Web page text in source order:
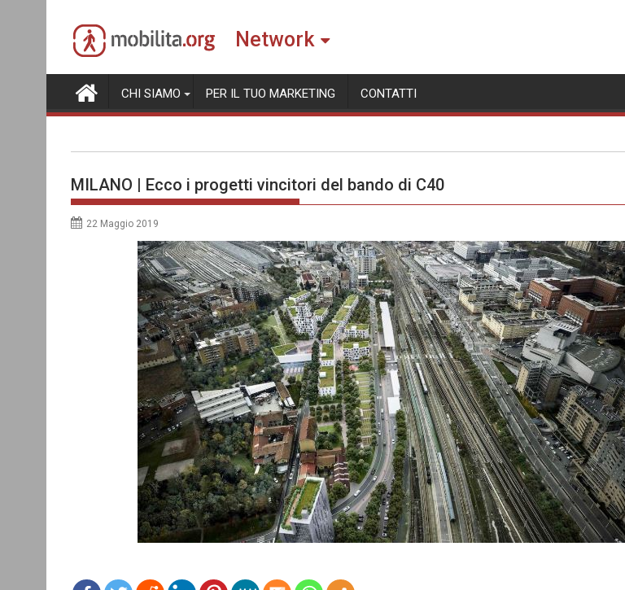
content
Network
CHI SIAMO PER IL TUO MARKETING CONTATTI
MILANO | Ecco i progetti vincitori del bando di C40
22 Maggio 2019